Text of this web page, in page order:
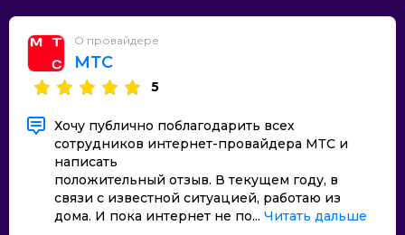
О провайдере
МТС
5
Хочу публично поблагодарить всех
сотрудников интернет-провайдера МТС и
написать
положительный отзыв. В текущем году, в
связи с известной ситуацией, работаю из
дома. И пока интернет не по... Читать дальше